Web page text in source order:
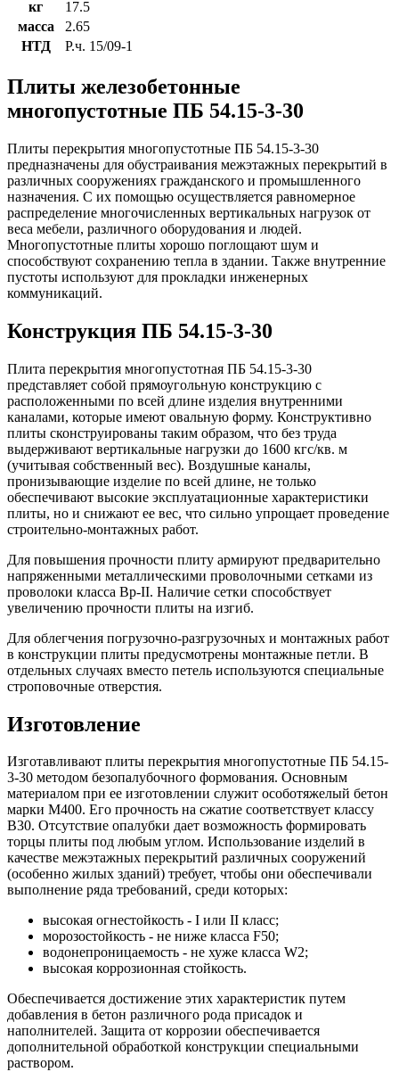
кг
17.5
масса
2.65
НТД
Р.ч. 15/09-1
Плиты железобетонные
многопустотные ПБ 54.15-3-30
Плиты перекрытия многопустотные ПБ 54.15-3-30
предназначены для обустраивания межэтажных перекрытий в
различных сооружениях гражданского и промышленного
назначения. С их помощью осуществляется равномерное
распределение многочисленных вертикальных нагрузок от
веса мебели, различного оборудования и людей.
Многопустотные плиты хорошо поглощают шум и
способствуют сохранению тепла в здании. Также внутренние
пустоты используют для прокладки инженерных
коммуникаций.
Конструкция ПБ 54.15-3-30
Плита перекрытия многопустотная ПБ 54.15-3-30
представляет собой прямоугольную конструкцию с
расположенными по всей длине изделия внутренними
каналами, которые имеют овальную форму. Конструктивно
плиты сконструированы таким образом, что без труда
выдерживают вертикальные нагрузки до 1600 кгс/кв. м
(учитывая собственный вес). Воздушные каналы,
пронизывающие изделие по всей длине, не только
обеспечивают высокие эксплуатационные характеристики
плиты, но и снижают ее вес, что сильно упрощает проведение
строительно-монтажных работ.
Для повышения прочности плиту армируют предварительно
напряженными металлическими проволочными сетками из
проволоки класса Вр-II. Наличие сетки способствует
увеличению прочности плиты на изгиб.
Для облегчения погрузочно-разгрузочных и монтажных работ
в конструкции плиты предусмотрены монтажные петли. В
отдельных случаях вместо петель используются специальные
строповочные отверстия.
Изготовление
Изготавливают плиты перекрытия многопустотные ПБ 54.15-
3-30 методом безопалубочного формования. Основным
материалом при ее изготовлении служит особотяжелый бетон
марки М400. Его прочность на сжатие соответствует классу
В30. Отсутствие опалубки дает возможность формировать
торцы плиты под любым углом. Использование изделий в
качестве межэтажных перекрытий различных сооружений
(особенно жилых зданий) требует, чтобы они обеспечивали
выполнение ряда требований, среди которых:
высокая огнестойкость - I или II класс;
морозостойкость - не ниже класса F50;
водонепроницаемость - не хуже класса W2;
высокая коррозионная стойкость.
Обеспечивается достижение этих характеристик путем
добавления в бетон различного рода присадок и
наполнителей. Защита от коррозии обеспечивается
дополнительной обработкой конструкции специальными
раствором.